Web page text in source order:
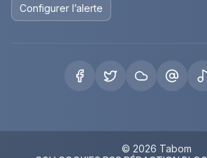
Configurer l’alerte
© 2026 Tabom